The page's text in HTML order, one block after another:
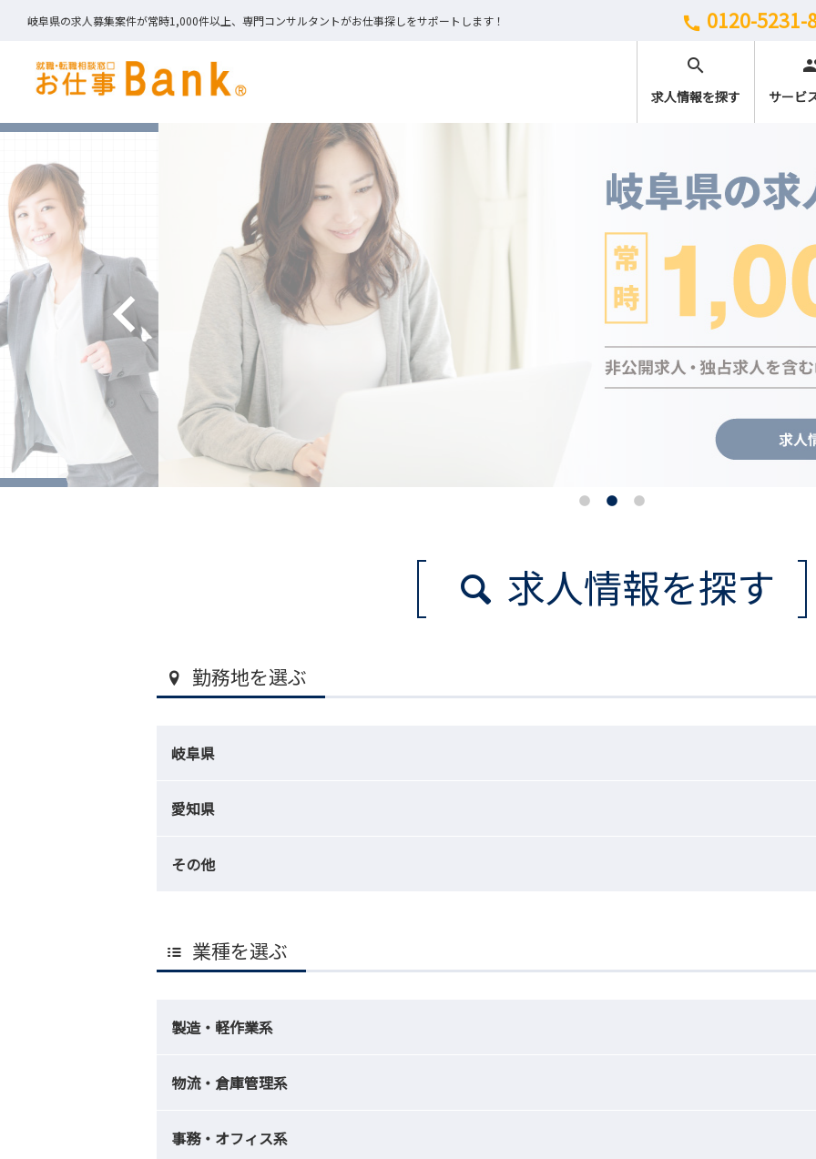
岐阜県の求人募集案件が常時1,000件以上、専門コンサルタントがお仕事探しをサポートします！ call 0120-5231-
search
求人情報を探す サービ
求人情報を探す
勤務地を選ぶ
岐阜県
愛知県
その他
業種を選ぶ
製造・軽作業系
物流・倉庫管理系
事務・オフィス系